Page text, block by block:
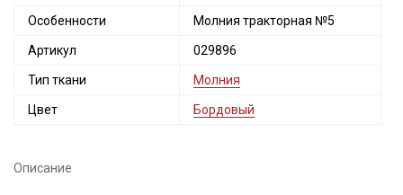
Особенности Молния тракторная №5
Артикул 029896
Тип ткани Молния
Цвет Бордовый
Описание
Мы публикуем здесь дополнительные
промокоды и скидки до 30% на узкие
категории тканей